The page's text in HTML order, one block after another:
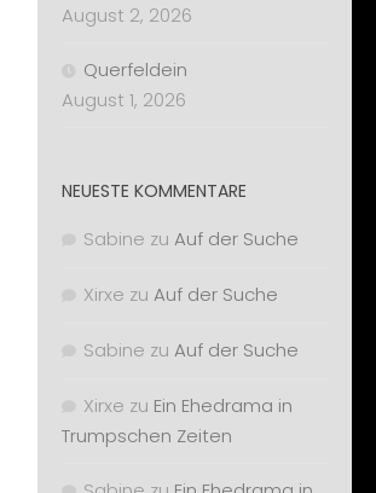
August 2, 2026
Querfeldein
August 1, 2026
NEUESTE KOMMENTARE
Sabine zu Auf der Suche
Xirxe zu Auf der Suche
Sabine zu Auf der Suche
Xirxe zu Ein Ehedrama in
Trumpschen Zeiten